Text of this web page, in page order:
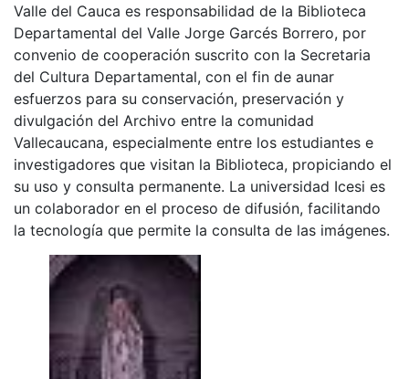
Valle del Cauca es responsabilidad de la Biblioteca
Departamental del Valle Jorge Garcés Borrero, por
convenio de cooperación suscrito con la Secretaria
del Cultura Departamental, con el fin de aunar
esfuerzos para su conservación, preservación y
divulgación del Archivo entre la comunidad
Vallecaucana, especialmente entre los estudiantes e
investigadores que visitan la Biblioteca, propiciando el
su uso y consulta permanente. La universidad Icesi es
un colaborador en el proceso de difusión, facilitando
la tecnología que permite la consulta de las imágenes.